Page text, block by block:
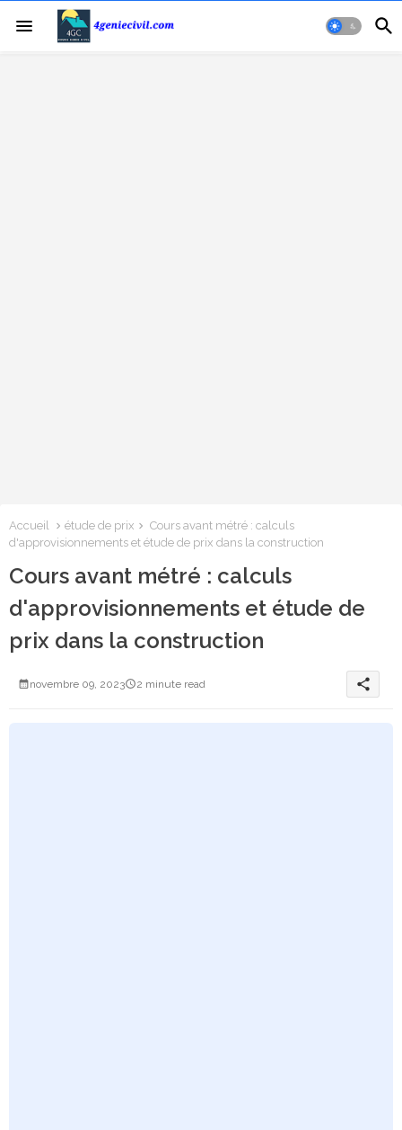
Accueil étude de prix
Cours avant métré : calculs
d'approvisionnements et étude de prix dans la construction
Cours avant métré : calculs
d'approvisionnements et étude de
prix dans la construction
novembre 09, 2023 2 minute read share